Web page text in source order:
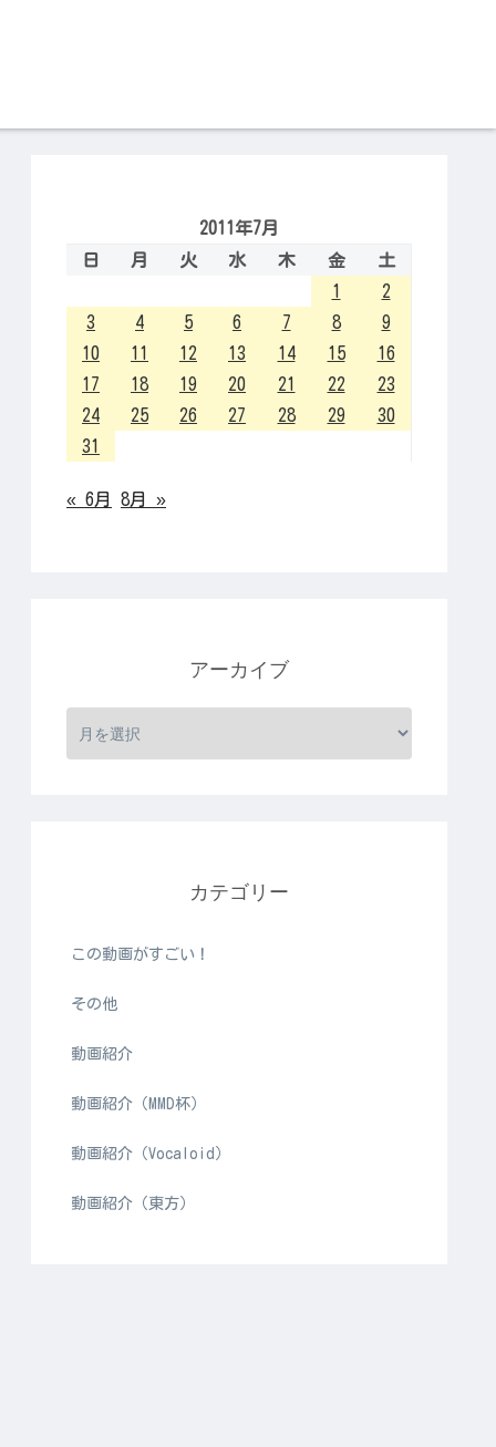
2011年7月
日
月 火 水 木 金
土
1
2
3
4 5 6 7 8
9
10
11 12 13 14 15
16
17
18 19 20 21 22
23
24
25 26 27 28 29
30
31
« 6月 8月 »
アーカイブ
カテゴリー
この動画がすごい！
その他
動画紹介
動画紹介（MMD杯）
動画紹介（Vocaloid）
動画紹介（東方）